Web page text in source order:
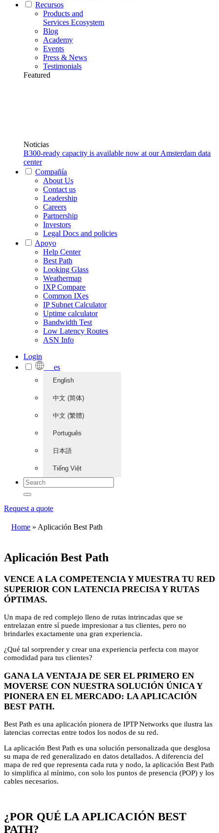
Recursos
Products and
Services Ecosystem
Blog
Academy
Events
Press & News
Testimonials
Featured
Noticias
B300-ready capacity is available now at our Amsterdam data
center
Compañía
About Us
Contact us
Leadership
Careers
Partnership
Investors
Legal Docs and policies
Apoyo
Help Center
Best Path
Looking Glass
Weathermap
IXP Compare
Common IXes
IP Subnet Calculator
Uptime calculator
Bandwidth Test
Low Latency Routes
ASN Info
Login
es
English
中文 (简体)
中文 (繁體)
Português
日本語
Tiếng Việt
Request a quote
Home » Aplicación Best Path
Aplicación Best Path
VENCE A LA COMPETENCIA Y MUESTRA TU RED
SUPERIOR CON LATENCIA PRECISA Y RUTAS
ÓPTIMAS.
Un mapa de red complejo lleno de rutas intrincadas que se
entrelazan entre sí puede impresionar a tus clientes, pero no
brindarles exactamente una gran experiencia.
¿Qué tal sorprender y crear una experiencia perfecta con mayor
comodidad para tus clientes?
GANA LA VENTAJA DE SER EL PRIMERO EN
MOVERSE CON NUESTRA SOLUCIÓN ÚNICA Y
PIONERA EN EL MERCADO: LA APLICACIÓN
BEST PATH.
Best Path es una aplicación pionera de IPTP Networks que ilustra las
latencias correctas entre todos los nodos de su red.
La aplicación Best Path es una solución personalizada que desglosa
su mapa de red generalizado en datos detallados. A diferencia del
mapa de red que representa cada ruta y nodo, la aplicación Best Path
lo simplifica al mínimo, con solo los puntos de presencia (POP) y los
cables necesarios.
¿POR QUÉ LA APLICACIÓN BEST
PATH?